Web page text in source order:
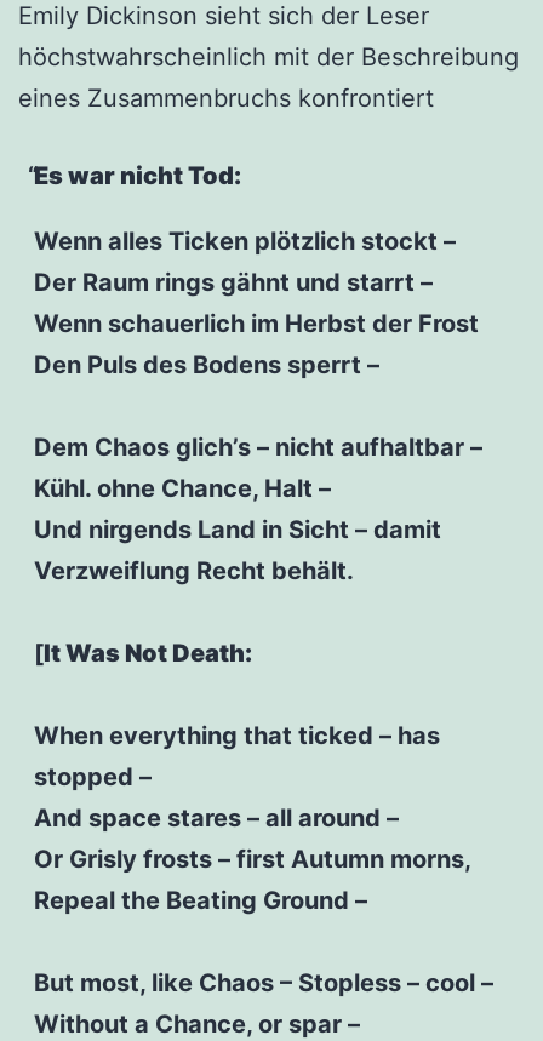
Emily Dickinson sieht sich der Leser
höchstwahrscheinlich mit der Beschreibung
eines Zusammenbruchs konfrontiert
Es war nicht Tod:
Wenn alles Ticken plötzlich stockt –
Der Raum rings gähnt und starrt –
Wenn schauerlich im Herbst der Frost
Den Puls des Bodens sperrt –
Dem Chaos glich’s – nicht aufhaltbar –
Kühl. ohne Chance, Halt –
Und nirgends Land in Sicht – damit
Verzweiflung Recht behält.
[It Was Not Death:
When everything that ticked – has
stopped –
And space stares – all around –
Or Grisly frosts – first Autumn morns,
Repeal the Beating Ground –
But most, like Chaos – Stopless – cool –
Without a Chance, or spar –